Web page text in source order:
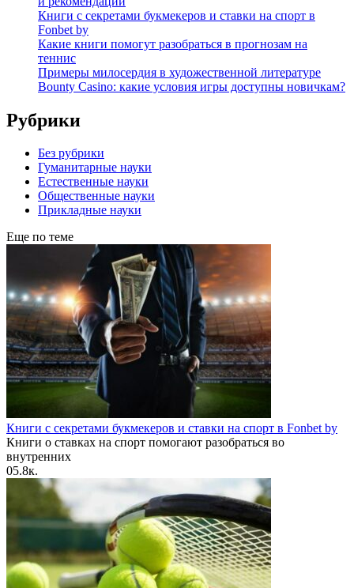
Книги с секретами букмекеров и ставки на спорт в
Fonbet by
Какие книги помогут разобраться в прогнозам на
теннис
Примеры милосердия в художественной литературе
Bounty Casino: какие условия игры доступны новичкам?
Рубрики
Без рубрики
Гуманитарные науки
Естественные науки
Общественные науки
Прикладные науки
Еще по теме
Книги с секретами букмекеров и ставки на спорт в Fonbet by
Книги о ставках на спорт помогают разобраться во
внутренних
05.8к.